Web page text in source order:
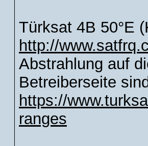
Türksat 4B 50°E
http://
Abstrahlung auf
Betreiberseite
https://
ranges